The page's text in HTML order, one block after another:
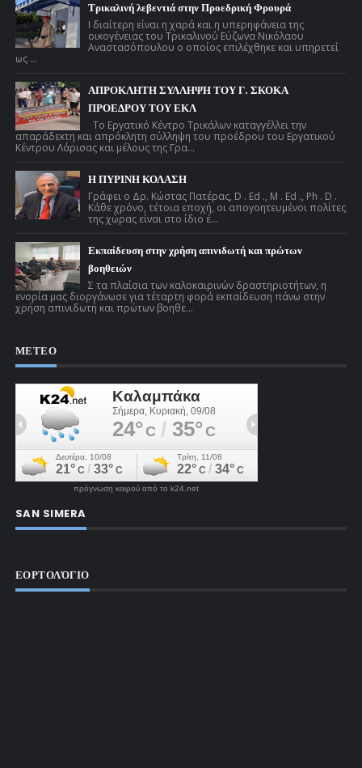
Τρικαλινή λεβεντιά στην Προεδρική Φρουρά
Ι διαίτερη είναι η χαρά και η υπερηφάνεια της
οικογένειας του Τρικαλινού Εύζωνα Νικόλαου
Αναστασόπουλου ο οποίος επιλέχθηκε και υπηρετεί
ως ...
ΑΠΡΟΚΛΗΤΗ ΣΥΛΛΗΨΗ ΤΟΥ Γ. ΣΚΟΚΑ
ΠΡΟΕΔΡΟΥ ΤΟΥ ΕΚΛ
Το Εργατικό Κέντρο Τρικάλων καταγγέλλει την
απαράδεκτη και απρόκλητη σύλληψη του προέδρου του Εργατικού
Κέντρου Λάρισας και μέλους της Γρα...
Η ΠΥΡΙΝΗ ΚΟΛΑΣΗ
Γράφει ο Δρ. Κώστας Πατέρας, D . Ed ., M . Ed ., Ph . D .
Κάθε χρόνο, τέτοια εποχή, οι απογοητευμένοι πολίτες
της χώρας είναι στο ίδιο έ...
Εκπαίδευση στην χρήση απινιδωτή και πρώτων
βοηθειών
Σ τα πλαίσια των καλοκαιρινών δραστηριοτήτων, η
ενορία μας διοργάνωσε για τέταρτη φορά εκπαίδευση πάνω στην
χρήση απινιδωτή και πρώτων βοηθε...
ΜΕΤΕΟ
πρόγνωση καιρού από το k24.net
SAN SIMERA
ΕΟΡΤΟΛΌΓΙΟ